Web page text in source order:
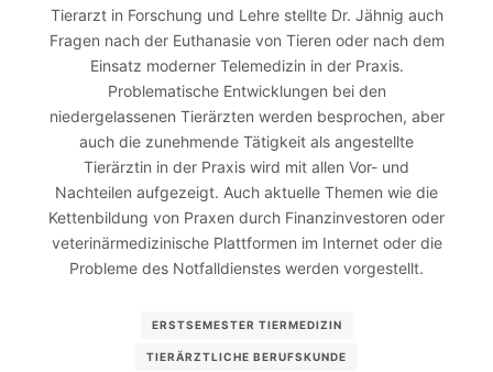
Tierarzt in Forschung und Lehre stellte Dr. Jähnig auch
Fragen nach der Euthanasie von Tieren oder nach dem
Einsatz moderner Telemedizin in der Praxis.
Problematische Entwicklungen bei den
niedergelassenen Tierärzten werden besprochen, aber
auch die zunehmende Tätigkeit als angestellte
Tierärztin in der Praxis wird mit allen Vor- und
Nachteilen aufgezeigt. Auch aktuelle Themen wie die
Kettenbildung von Praxen durch Finanzinvestoren oder
veterinärmedizinische Plattformen im Internet oder die
Probleme des Notfalldienstes werden vorgestellt.
ERSTSEMESTER TIERMEDIZIN
TIERÄRZTLICHE BERUFSKUNDE